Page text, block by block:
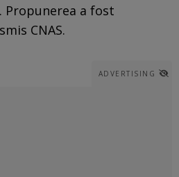
a fost
CNAS.
ADVERTISING